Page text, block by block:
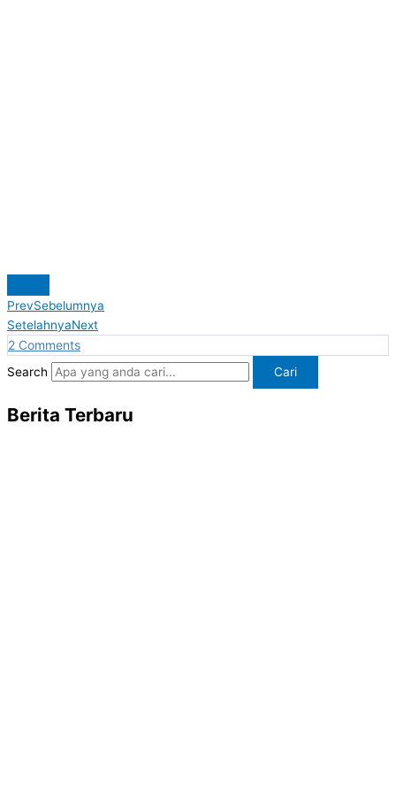
PrevSebelumnya
SetelahnyaNext
2 Comments
Search Cari
Berita Terbaru